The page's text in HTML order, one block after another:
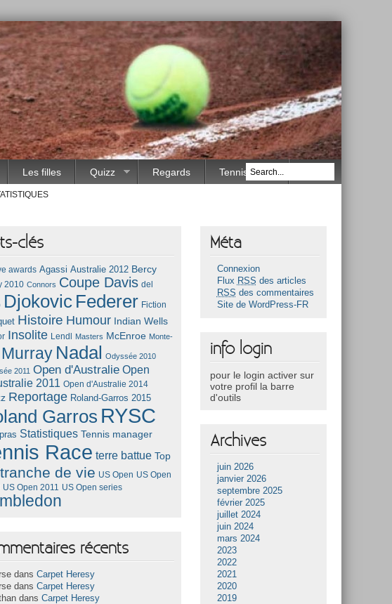
Les filles Quizz Regards Tennis Race
clés
awards Agassi Australie 2012 Bercy
2010 Connors Coupe Davis del
Djokovic Federer Fiction
Histoire Humour Indian Wells
Insolite Lendl Masters McEnroe Monte-
Murray Nadal
Odyssée 2010
2011 Open d'Australie Open
2011 Open d'Australie 2014
Reportage Roland-Garros 2015
Garros RYSC
Statistiques Tennis manager
Race terre battue Top
tranche de vie US Open US Open
US Open 2011 US Open series
récents
dansCarpet Heresy
dansCarpet Heresy
dansCarpet Heresy
Méta
Connexion
Flux RSS des articles
RSS des commentaires
Site de WordPress-FR
info login
pour le login activer sur
votre profil la barre
d'outils
Archives
juin 2026
janvier 2026
septembre 2025
février 2025
juillet 2024
juin 2024
mars 2024
2023
2022
2021
2020
2019